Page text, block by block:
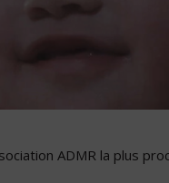
ADMR la plus